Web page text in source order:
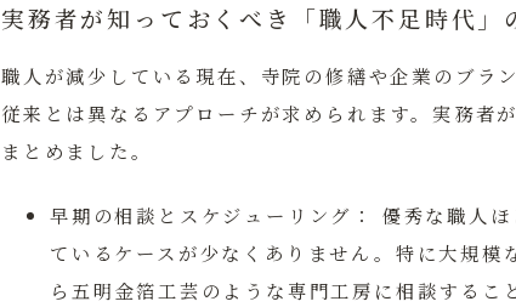
実務者が知っておくべき「職人不足時代」
職人が減少している現在、寺院の修繕や企業のブラ
従来とは異なるアプローチが求められます。実務者
まとめました。
早期の相談とスケジューリング：
優秀な職人
ているケースが少なくありません。特に大規模
ら五明金箔工芸のような専門工房に相談するこ